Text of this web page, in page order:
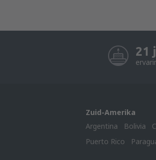
21
Zuid-Amerika
Argentina
Bolivia
Puerto Rico